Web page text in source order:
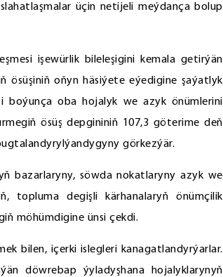
üçin netijeli meýdança bolup
işewürlik bileleşigini kemala getirýän
ösüşiniň oňyn häsiýete eýedigine şaýatlyk
boýunça oba hojalyk we azyk önümlerini
ösüş depgininiň 107,3 göterime deň
görkezýär.
bazarlaryny, söwda nokatlaryny azyk we
topluma degişli kärhanalaryň önümçilik
möhümdigine ünsi çekdi.
bilen, içerki islegleri kanagatlandyrýarlar.
döwrebap ýyladyşhana hojalyklarynyň